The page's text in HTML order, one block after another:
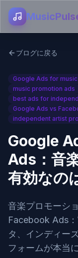
ブログに戻る
Google Ads for music
music promotion ads
best ads for
Google Ads vs
independent artist
Google
Ads：音
有効なの
音楽プロモーシ
Facebook Ads
タ、インディー
フォームが本当